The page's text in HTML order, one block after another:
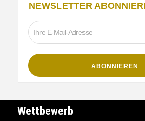
NEWSLETTER
Wettbewerb